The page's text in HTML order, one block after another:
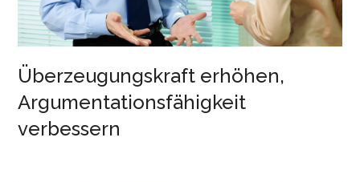
Überzeugungskraft erhöhen,
Argumentationsfähigkeit
verbessern